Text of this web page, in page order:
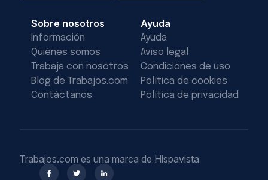
Sobre nosotros
Información
Quiénes somos
Trabaja con nosotros
Blog de Trabajos.com
Contáctanos
Ayuda
Ayuda
Aviso legal
Condiciones de uso
Política de cookies
Política de privacidad
Trabajos.com es una marca de Hispavista